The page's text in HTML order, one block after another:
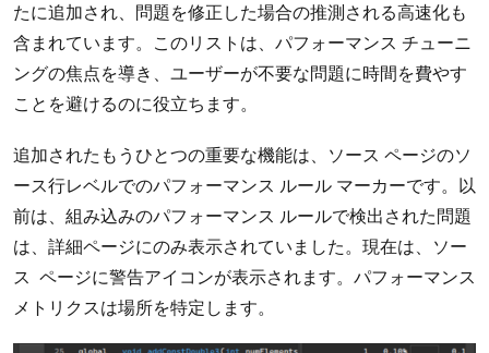
たに追加され、問題を修正した場合の推測される高速化も
含まれています。このリストは、パフォーマンス チューニ
ングの焦点を導き、ユーザーが不要な問題に時間を費やす
ことを避けるのに役立ちます。
追加されたもうひとつの重要な機能は、ソース ページのソ
ース行レベルでのパフォーマンス ルール マーカーです。以
前は、組み込みのパフォーマンス ルールで検出された問題
は、詳細ページにのみ表示されていました。現在は、ソー
ス ページに警告アイコンが表示されます。パフォーマンス
メトリクスは場所を特定します。